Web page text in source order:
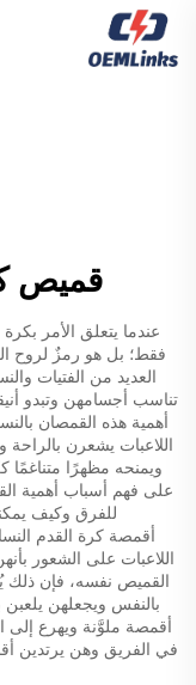
قميص
عندما يتعلق الأمر
فقط؛ بل هو رمزٌ لروح
العديد من الفتيات
تناسب أجسامهن وتبدو
أهمية هذه القمصان
اللاعبات يشعرن بالراحة
ويمنحه مظهرًا متناغمًا
على فهم أسباب أهمية
للفرق وكيف
أقمصة كرة القدم
اللاعبات على الشعور
القميص نفسه، فإن ذلك
بالنفس ويجعلهن
أقمصة ملوَّنة ويهرع إلى
في الفريق وهن يرتدين